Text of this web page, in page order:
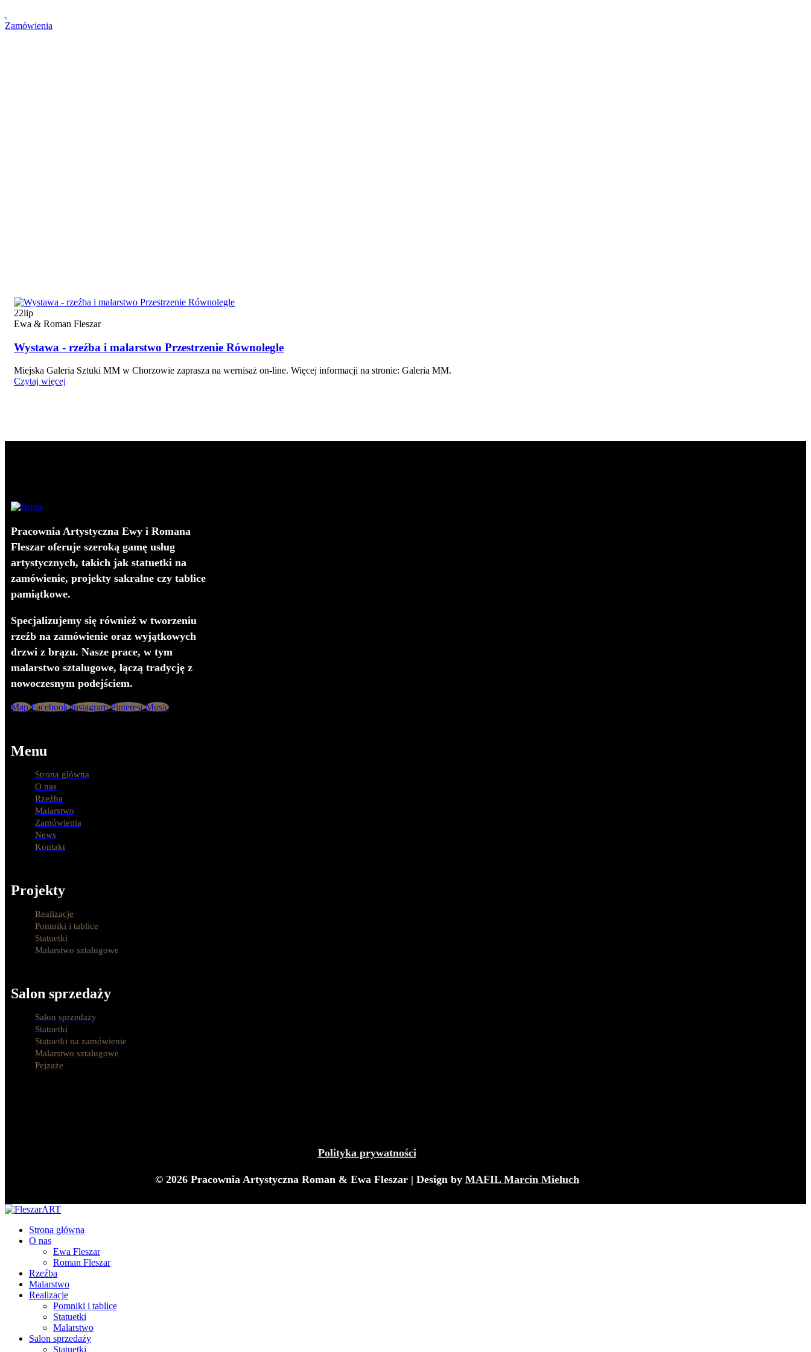
.
Zamówienia
22lip
Ewa & Roman Fleszar
Wystawa ­- rzeźba i malarstwo Przestrzenie Równolegle
Miejska Galeria Sztuki MM w Chorzowie zaprasza na wernisaż on‐line. Więcej informacji na stronie: Galeria MM.
Czytaj więcej
Pracownia Artystyczna Ewy i Romana
Fleszar oferuje szeroką gamę usług
artystycznych, takich jak statuetki na
zamówienie, projekty sakralne czy tablice
pamiątkowe.
Specjalizujemy się również w tworzeniu
rzeźb na zamówienie oraz wyjątkowych
drzwi z brązu. Nasze prace, w tym
malarstwo sztalugowe, łączą tradycję z
nowoczesnym podejściem.
Map Facebook Instagram Pinterest Music
Menu
Strona główna
O nas
Rzeźba
Malarstwo
Zamówienia
News
Kontakt
Projekty
Realizacje
Pomniki i tablice
Statuetki
Malarstwo sztalugowe
Salon sprzedaży
Salon sprzedaży
Statuetki
Statuetki na zamówienie
Malarstwo sztalugowe
Pejzaże
Polityka prywatności
© 2026 Pracownia Artystyczna Roman & Ewa Fleszar | Design by MAFIL Marcin Mieluch
Strona główna
O nas
Ewa Fleszar
Roman Fleszar
Rzeźba
Malarstwo
Realizacje
Pomniki i tablice
Statuetki
Malarstwo
Salon sprzedaży
Statuetki